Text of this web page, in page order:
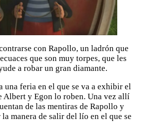
con Rapollo, un ladrón que
que son muy torpes, que les
a robar un gran diamante.
una feria en el que se va a exhibir el
Albert y Egon lo roben. Una vez allí
de las mentiras de Rapollo y
manera de salir del lío en el que se